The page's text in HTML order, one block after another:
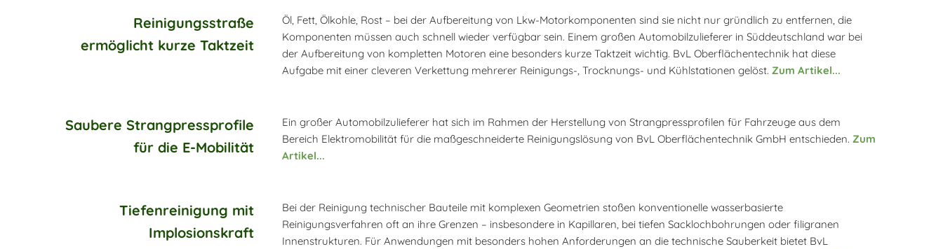
Reinigungsstraße
ermöglicht kurze Taktzeit
Öl, Fett, Ölkohle, Rost – bei der Aufbereitung von Lkw-Motorkomponenten sind sie nicht nur gründlich zu entfernen, die
Komponenten müssen auch schnell wieder verfügbar sein. Einem großen Automobilzulieferer in Süddeutschland war bei
der Aufbereitung von kompletten Motoren eine besonders kurze Taktzeit wichtig. BvL Oberflächentechnik hat diese
Aufgabe mit einer cleveren Verkettung mehrerer Reinigungs-, Trocknungs- und Kühlstationen gelöst. Zum Artikel...
Saubere Strangpressprofile
für die E-Mobilität
Ein großer Automobilzulieferer hat sich im Rahmen der Herstellung von Strangpressprofilen für Fahrzeuge aus dem
Bereich Elektromobilität für die maßgeschneiderte Reinigungslösung von BvL Oberflächentechnik GmbH entschieden. Zum
Artikel...
Tiefenreinigung mit
Implosionskraft
Bei der Reinigung technischer Bauteile mit komplexen Geometrien stoßen konventionelle wasserbasierte
Reinigungsverfahren oft an ihre Grenzen – insbesondere in Kapillaren, bei tiefen Sacklochbohrungen oder filigranen
Innenstrukturen. Für Anwendungen mit besonders hohen Anforderungen an die technische Sauberkeit bietet BvL